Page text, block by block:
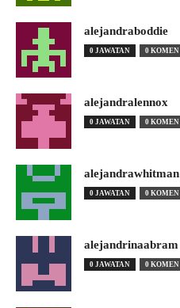
alejandraboddie
0 JAWATAN 0 KOMEN
alejandralennox
0 JAWATAN 0 KOMEN
alejandrawhitman
0 JAWATAN 0 KOMEN
alejandrinaabram
0 JAWATAN 0 KOMEN